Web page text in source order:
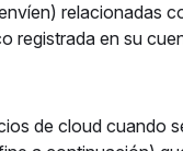
relacionadas
registrada en su
de cloud cuando